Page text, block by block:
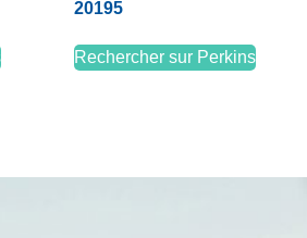
20195
Rechercher sur Perkins